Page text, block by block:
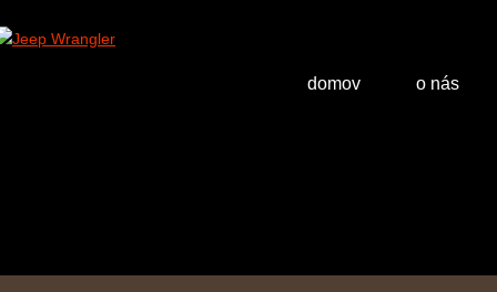
domov o nás